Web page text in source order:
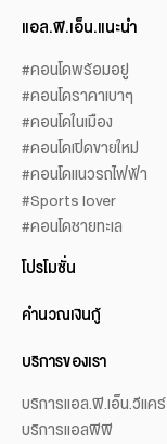
แอล.พี.เอ็น.แนะนำ
#คอนโดพร้อมอยู่
#คอนโดราคาเบาๆ
#คอนโดในเมือง
#คอนโดเปิดขายใหม่
#คอนโดแนวรถไฟฟ้า
#Sports lover
#คอนโดชายทะเล
โปรโมชั่น
คำนวณเงินกู้
บริการของเรา
บริการแอล.พี.เอ็น.วีแคร์
บริการแอลพีพี